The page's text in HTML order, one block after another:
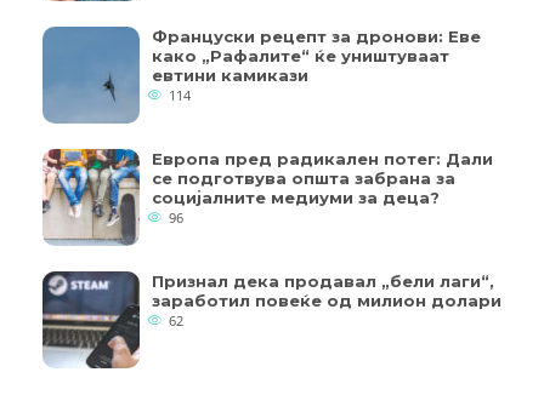
Француски рецепт за дронови: Еве
како „Рафалите“ ќе уништуваат
евтини камикази
114
Европа пред радикален потег: Дали
се подготвува општа забрана за
социјалните медиуми за деца?
96
Признал дека продавал „бели лаги“,
заработил повеќе од милион долари
62